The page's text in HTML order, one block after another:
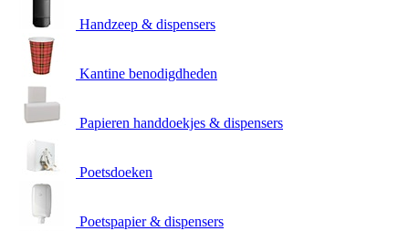
Handzeep & dispensers
Kantine benodigdheden
Papieren handdoekjes & dispensers
Poetsdoeken
Poetspapier & dispensers